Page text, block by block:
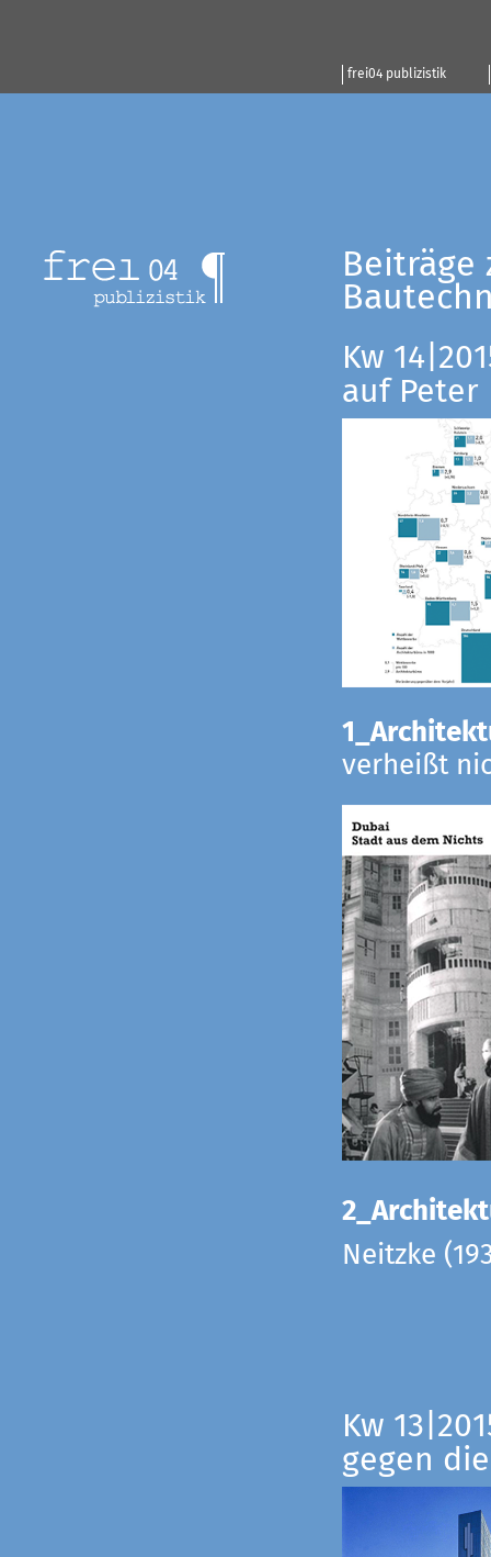
frei04 publizistik
Beiträge
Kw
auf Peter
verheißt
Neitzke
Kw
gegen